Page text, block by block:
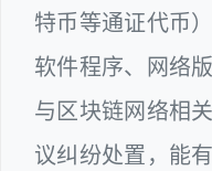
特币等通证代币
软件程序、网络
与区块链网络相
议纠纷处置，能